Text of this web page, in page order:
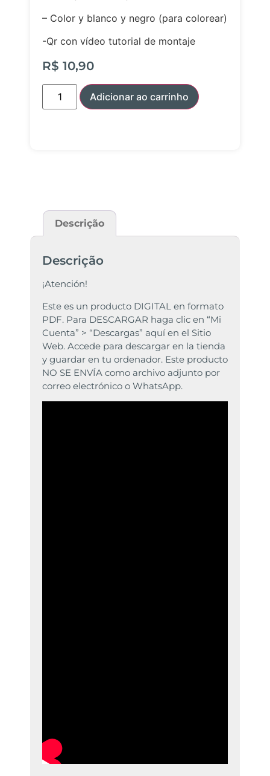
– Color y blanco y negro (para colorear)
-Qr con vídeo tutorial de montaje
R$ 10,90
Adicionar ao carrinho
Descrição
Descrição
¡Atención!
Este es un producto DIGITAL en formato
PDF. Para DESCARGAR haga clic en “Mi
Cuenta” > “Descargas” aquí en el Sitio
Web. Accede para descargar en la tienda
y guardar en tu ordenador. Este producto
NO SE ENVÍA como archivo adjunto por
correo electrónico o WhatsApp.